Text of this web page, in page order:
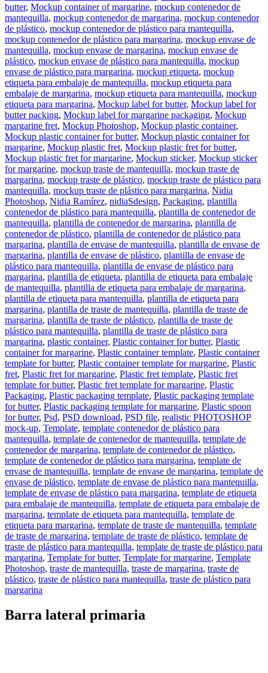
butter, Mockup container of margarine, mockup contenedor de
mantequilla, mockup contenedor de margarina, mockup contenedor
de plástico, mockup contenedor de plástico para mantequilla,
mockup contenedor de plástico para margarina, mockup envase de
mantequilla, mockup envase de margarina, mockup envase de
plástico, mockup envase de plástico para mantequilla, mockup
envase de plástico para margarina, mockup etiqueta, mockup
etiqueta para embalaje de mantequilla, mockup etiqueta para
embalaje de margarina, mockup etiqueta para mantequilla, mockup
etiqueta para margarina, Mockup label for butter, Mockup label for
butter packing, Mockup label for margarine packaging, Mockup
margarine fret, Mockup Photoshop, Mockup plastic container,
Mockup plastic container for butter, Mockup plastic container for
margarine, Mockup plastic fret, Mockup plastic fret for butter,
Mockup plastic fret for margarine, Mockup sticker, Mockup sticker
for margarine, mockup traste de mantequilla, mockup traste de
margarina, mockup traste de plástico, mockup traste de plástico para
mantequilla, mockup traste de plástico para margarina, Nidia
Photoshop, Nidia Ramírez, nidiaSdesign, Packaging, plantilla
contenedor de plástico para mantequilla, plantilla de contenedor de
mantequilla, plantilla de contenedor de margarina, plantilla de
contenedor de plástico, plantilla de contenedor de plástico para
margarina, plantilla de envase de mantequilla, plantilla de envase de
margarina, plantilla de envase de plástico, plantilla de envase de
plástico para mantequilla, plantilla de envase de plástico para
margarina, plantilla de etiqueta, plantilla de etiqueta para embalaje
de mantequilla, plantilla de etiqueta para embalaje de margarina,
plantilla de etiqueta para mantequilla, plantilla de etiqueta para
margarina, plantilla de traste de mantequilla, plantilla de traste de
margarina, plantilla de traste de plástico, plantilla de traste de
plástico para mantequilla, plantilla de traste de plástico para
margarina, plastic container, Plastic container for butter, Plastic
container for margarine, Plastic container template, Plastic container
template for butter, Plastic container template for margarine, Plastic
fret, Plastic fret for margarine, Plastic fret template, Plastic fret
template for butter, Plastic fret template for margarine, Plastic
Packaging, Plastic packaging template, Plastic packaging template
for butter, Plastic packaging template for margarine, Plastic spoon
for butter, Psd, PSD download, PSD file, realistic PHOTOSHOP
mock-up, Template, template contenedor de plástico para
mantequilla, template de contenedor de mantequilla, template de
contenedor de margarina, template de contenedor de plástico,
template de contenedor de plástico para margarina, template de
envase de mantequilla, template de envase de margarina, template de
envase de plástico, template de envase de plástico para mantequilla,
template de envase de plástico para margarina, template de etiqueta
para embalaje de mantequilla, template de etiqueta para embalaje de
margarina, template de etiqueta para mantequilla, template de
etiqueta para margarina, template de traste de mantequilla, template
de traste de margarina, template de traste de plástico, template de
traste de plástico para mantequilla, template de traste de plástico para
margarina, Template for butter, Template for margarine, Template
Photoshop, traste de mantequilla, traste de margarina, traste de
plástico, traste de plástico para mantequilla, traste de plástico para
margarina
Barra lateral primaria